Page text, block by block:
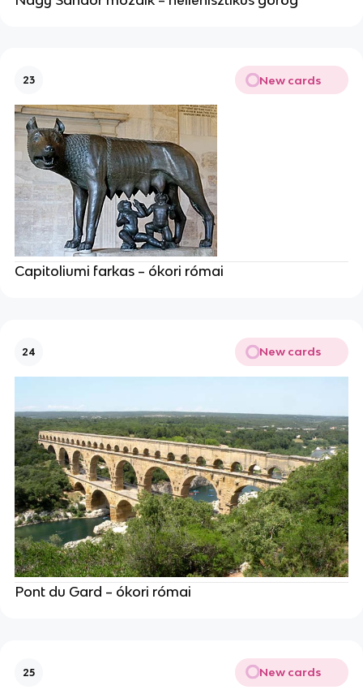
23 New cards
Capitoliumi farkas – ókori római
24 New cards
Pont du Gard – ókori római
25 New cards